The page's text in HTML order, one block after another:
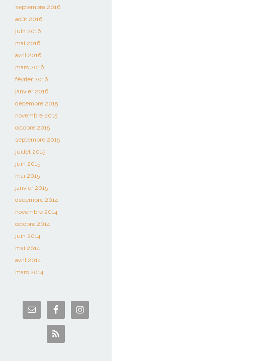
septembre 2016
août 2016
juin 2016
mai 2016
avril 2016
mars 2016
février 2016
janvier 2016
décembre 2015
novembre 2015
octobre 2015
septembre 2015
juillet 2015
juin 2015
mai 2015
janvier 2015
décembre 2014
novembre 2014
octobre 2014
juin 2014
mai 2014
avril 2014
mars 2014